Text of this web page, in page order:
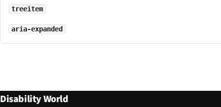
treeitem
aria-expanded
Disability World